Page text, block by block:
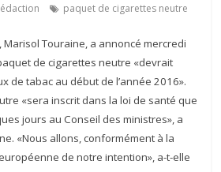
paquet de cigarettes neutre
Marisol Touraine, a annoncé mercredi
de cigarettes neutre «devrait
de tabac au début de l’année 2016».
«sera inscrit dans la loi de santé que
jours au Conseil des ministres», a
«Nous allons, conformément à la
de notre intention», a-t-elle